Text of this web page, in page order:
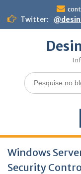
content
Twitter:
Search
for:
Windows
Security